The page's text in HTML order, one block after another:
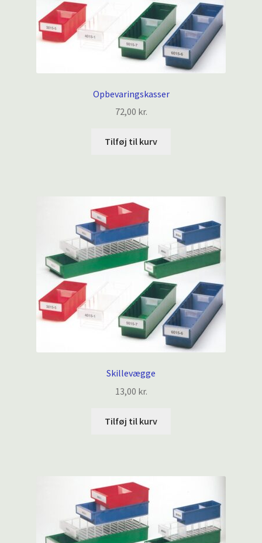
Opbevaringskasser
72,00 kr.
Tilføj til kurv
Skillevægge
13,00 kr.
Tilføj til kurv